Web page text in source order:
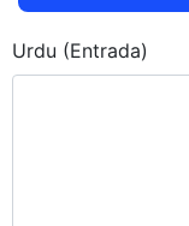
Urdu (Entrada)